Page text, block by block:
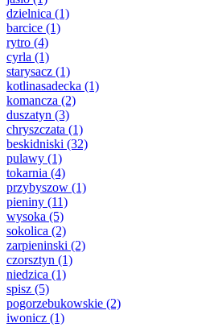
dzielnica (1)
barcice (1)
rytro (4)
cyrla (1)
starysacz (1)
kotlinasadecka (1)
komancza (2)
duszatyn (3)
chryszczata (1)
beskidniski (32)
pulawy (1)
tokarnia (4)
przybyszow (1)
pieniny (11)
wysoka (5)
sokolica (2)
zarpieninski (2)
czorsztyn (1)
niedzica (1)
spisz (5)
pogorzebukowskie (2)
iwonicz (1)